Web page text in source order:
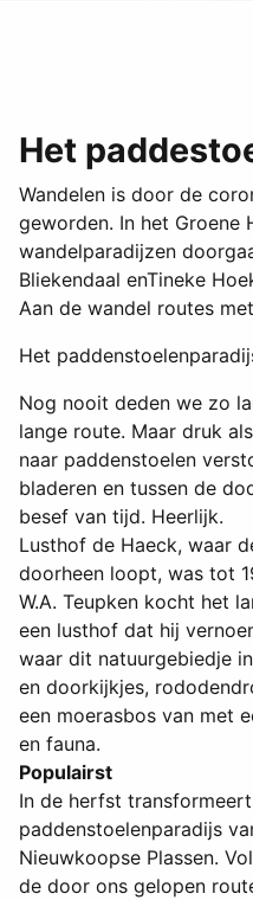
Het
Wandelen is door de
geworden. In het Groene
wandelparadijzen
Bliekendaal enTineke
Aan de wandel routes
Het
Nog nooit deden we zo
lange route. Maar druk
naar paddenstoelen
bladeren en tussen de
besef van tijd. Heerlijk.
Lusthof de Haeck, waar
doorheen loopt, was tot
W.A. Teupken kocht het
een lusthof dat hij
waar dit natuurgebiedje
en doorkijkjes,
een moerasbos van met
en fauna.
Populairst
In de herfst
paddenstoelenparadijs
Nieuwkoopse Plassen.
de door ons gelopen